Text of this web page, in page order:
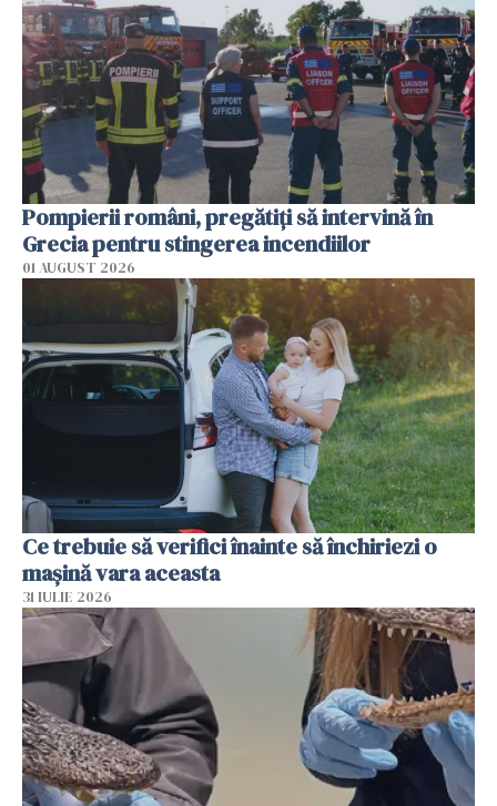
Pompierii români, pregătiţi să intervină în
Grecia pentru stingerea incendiilor
01 AUGUST 2026
Ce trebuie să verifici înainte să închiriezi o
mașină vara aceasta
31 IULIE 2026